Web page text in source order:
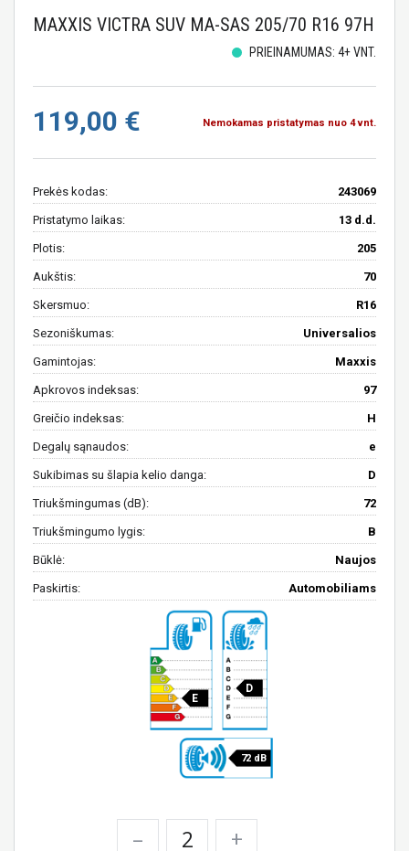
MAXXIS VICTRA SUV MA-SAS 205/70 R16 97H
PRIEINAMUMAS: 4+ VNT.
119,00 € Nemokamas pristatymas nuo 4 vnt.
Prekės kodas: 243069
Pristatymo laikas: 13 d.d.
Plotis: 205
Aukštis: 70
Skersmuo: R16
Sezoniškumas: Universalios
Gamintojas: Maxxis
Apkrovos indeksas: 97
Greičio indeksas: H
Degalų sąnaudos: e
Sukibimas su šlapia kelio danga: D
Triukšmingumas (dB): 72
Triukšmingumo lygis: B
Būklė: Naujos
Paskirtis: Automobiliams
E
D
72 dB
– +